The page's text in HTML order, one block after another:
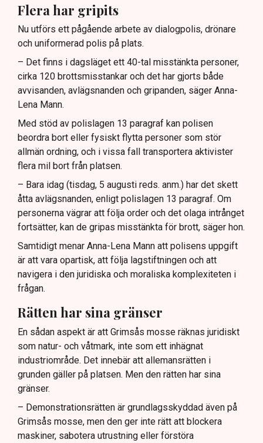
Flera har gripits
Nu utförs ett pågående arbete av dialogpolis, drönare
och uniformerad polis på plats.
– Det finns i dagsläget ett 40-tal misstänkta personer,
cirka 120 brottsmisstankar och det har gjorts både
avvisanden, avlägsnanden och gripanden, säger Anna-
Lena Mann.
Med stöd av polislagen 13 paragraf kan polisen
beordra bort eller fysiskt flytta personer som stör
allmän ordning, och i vissa fall transportera aktivister
flera mil bort från platsen.
– Bara idag (tisdag, 5 augusti reds. anm.) har det skett
åtta avlägsnanden, enligt polislagen 13 paragraf. Om
personerna vägrar att följa order och det olaga intrånget
fortsätter, kan de gripas misstänkta för brott, säger hon.
Samtidigt menar Anna-Lena Mann att polisens uppgift
är att vara opartisk, att följa lagstiftningen och att
navigera i den juridiska och moraliska komplexiteten i
frågan.
Rätten har sina gränser
En sådan aspekt är att Grimsås mosse räknas juridiskt
som natur- och våtmark, inte som ett inhägnat
industriområde. Det innebär att allemansrätten i
grunden gäller på platsen. Men den rätten har sina
gränser.
– Demonstrationsrätten är grundlagsskyddad även på
Grimsås mosse, men den ger inte rätt att blockera
maskiner, sabotera utrustning eller förstöra